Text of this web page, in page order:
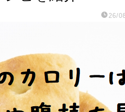
26/